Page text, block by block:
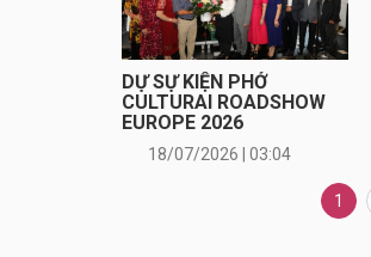
DỰ SỰ KIỆN PHỞ
CULTURAI ROADSHOW
EUROPE 2026
18/07/2026 | 03:04